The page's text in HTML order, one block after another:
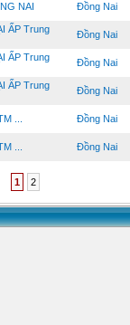
NAI Đồng Nai
ẤP Trung
Đồng Nai
ẤP Trung
Đồng Nai
ẤP Trung
Đồng Nai
... Đồng Nai
... Đồng Nai
1 2